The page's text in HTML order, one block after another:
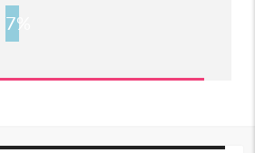
7%